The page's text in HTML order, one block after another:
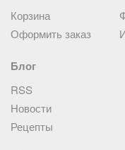
Корзина
Оформить заказ
Блог
RSS
Новости
Рецепты